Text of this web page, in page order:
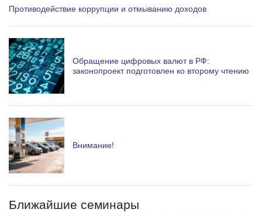
Противодействие коррупции и отмыванию доходов
Обращение цифровых валют в РФ:
законопроект подготовлен ко второму чтению
Внимание!
Ближайшие семинары